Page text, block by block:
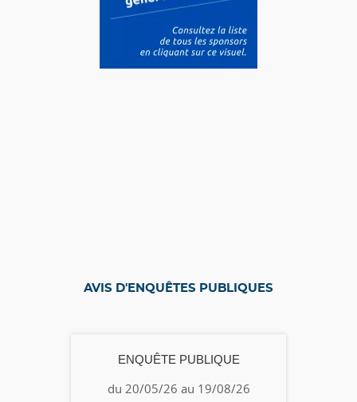
AVIS D'ENQUÊTES PUBLIQUES
ENQUÊTE PUBLIQUE
du 20/05/26 au 19/08/26